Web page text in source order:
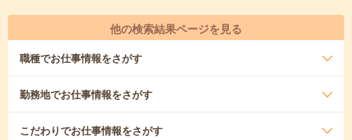
他の検索結果ページを見る
職種でお仕事情報をさがす
勤務地でお仕事情報をさがす
こだわりでお仕事情報をさがす